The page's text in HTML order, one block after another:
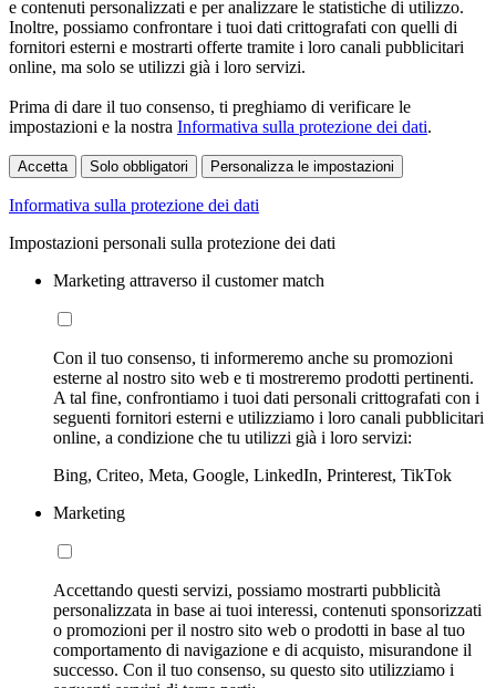
e contenuti personalizzati e per analizzare le statistiche di utilizzo.
Inoltre, possiamo confrontare i tuoi dati crittografati con quelli di
fornitori esterni e mostrarti offerte tramite i loro canali pubblicitari
online, ma solo se utilizzi già i loro servizi.
Prima di dare il tuo consenso, ti preghiamo di verificare le
impostazioni e la nostra Informativa sulla protezione dei dati.
Accetta Solo obbligatori Personalizza le impostazioni
Informativa sulla protezione dei dati
Impostazioni personali sulla protezione dei dati
Marketing attraverso il customer match
Con il tuo consenso, ti informeremo anche su promozioni
esterne al nostro sito web e ti mostreremo prodotti pertinenti.
A tal fine, confrontiamo i tuoi dati personali crittografati con i
seguenti fornitori esterni e utilizziamo i loro canali pubblicitari
online, a condizione che tu utilizzi già i loro servizi:
Bing, Criteo, Meta, Google, LinkedIn, Printerest, TikTok
Marketing
Accettando questi servizi, possiamo mostrarti pubblicità
personalizzata in base ai tuoi interessi, contenuti sponsorizzati
o promozioni per il nostro sito web o prodotti in base al tuo
comportamento di navigazione e di acquisto, misurandone il
successo. Con il tuo consenso, su questo sito utilizziamo i